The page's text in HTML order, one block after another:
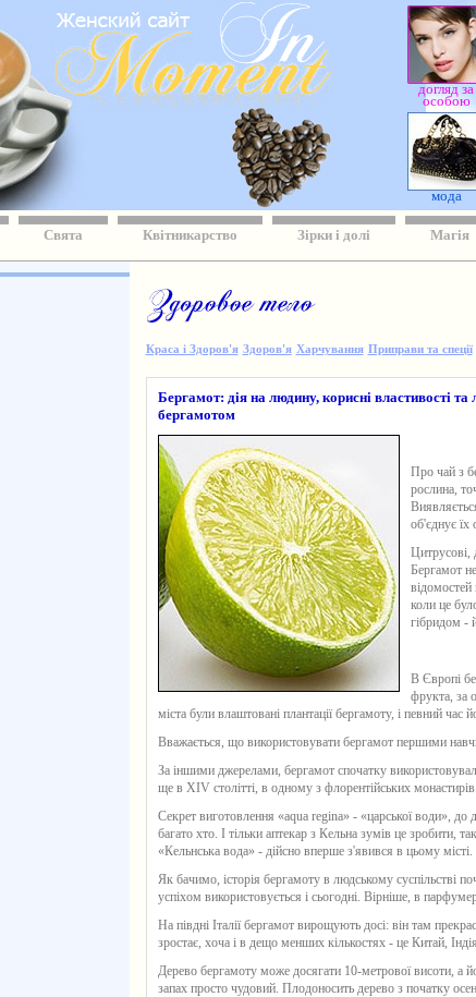
догляд за
особою
мода
Свята Квітникарство Зірки і долі Магія
Краса і Здоров'я Здоров'я Харчування Приправи та спеції
Бергамот: дія на людину, корисні властивості
бергамотом
Про чай з
рослина,
об'єднує їх
Цитрусові,
Бергамот
відомостей
коли це
гібридом -
В Європі
фрукта, за
міста були влаштовані плантаціїбергамоту, і певний час
Вважається, що використовувати бергамотпершими
За іншими джерелами, бергамотспочатку
ще в XIV столітті, в одному з флорентійських монастирів.
Секрет виготовлення «aqua regina» - «царської води», до
багато хто. І тільки аптекар з Кельна зумів це зробити,
«Кельнська вода» - дійсно вперше з'явився в цьому місті.
Як бачимо, історія бергамотув людському суспільстві
успіхом використовується і сьогодні. Вірніше, в
На півдні Італіїбергамотвирощують досі: він там
зростає, хоча і в дещо менших кількостях - це Китай,
Дерево бергамотуможе досягати 10-метрової висоти, а
запах просто чудовий. Плодоносить дерево з початку